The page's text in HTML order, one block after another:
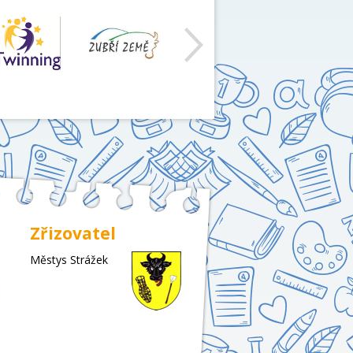
Zřizovatel
Městys Strážek